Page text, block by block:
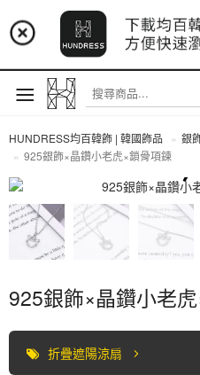
📢 市集預告：9/
📢 市集預告：9/
📢 市集預告：8/22-
註冊
HUNDRESS均百韓飾 | 韓國飾品
銀
925銀飾×晶鑽小老虎×鎖骨項鍊
全部商品
925銀飾×晶鑽小老
折疊遮陽涼扇